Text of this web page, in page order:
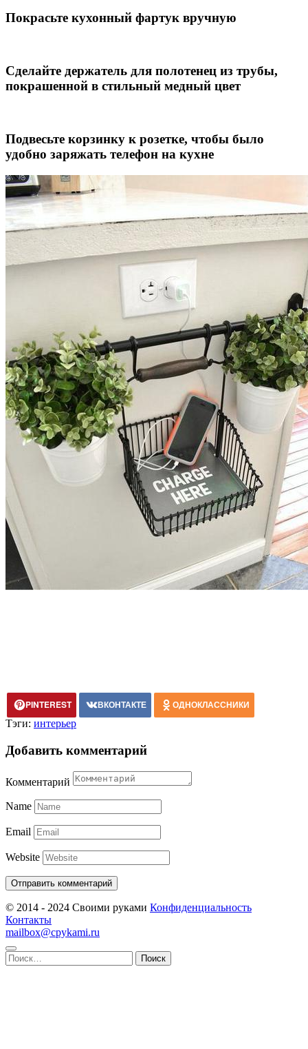
Покрасьте кухонный фартук вручную
Сделайте держатель для полотенец из трубы,
покрашенной в стильный медный цвет
Подвесьте корзинку к розетке, чтобы было
удобно заряжать телефон на кухне
PINTEREST ВКОНТАКТЕ ОДНОКЛАССНИКИ
Тэги: интерьер
Добавить комментарий
Комментарий
Name
Email
Website
© 2014 - 2024 Своими руками Конфиденциальность
Контакты
mailbox@cpykami.ru
Найти: